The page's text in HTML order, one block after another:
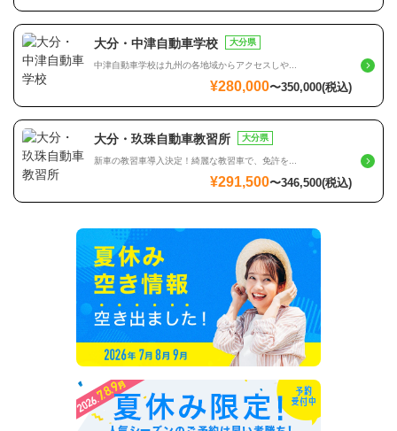
大分県
大分・中津自動車学校
中津自動車学校は九州の各地域からアクセスしや...
¥280,000〜350,000(税込)
大分県
大分・玖珠自動車教習所
新車の教習車導入決定！綺麗な教習車で、免許を...
¥291,500〜346,500(税込)